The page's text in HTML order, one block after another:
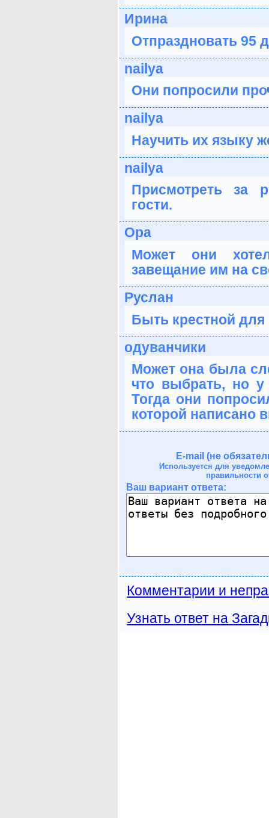
Ирина
Отпраздновать 95
nailya
Они попросили
nailya
Научить их языку
nailya
Присмотреть за
гости.
Ора
Может они
завещание им на
Руслан
Быть крестной для
одуванчики
Может она была
что выбрать, но у
Тогда они
которой написано
E-mail (не
Используется для
правильности
Ваш вариант ответа:
Комментарии и
Узнать ответ на